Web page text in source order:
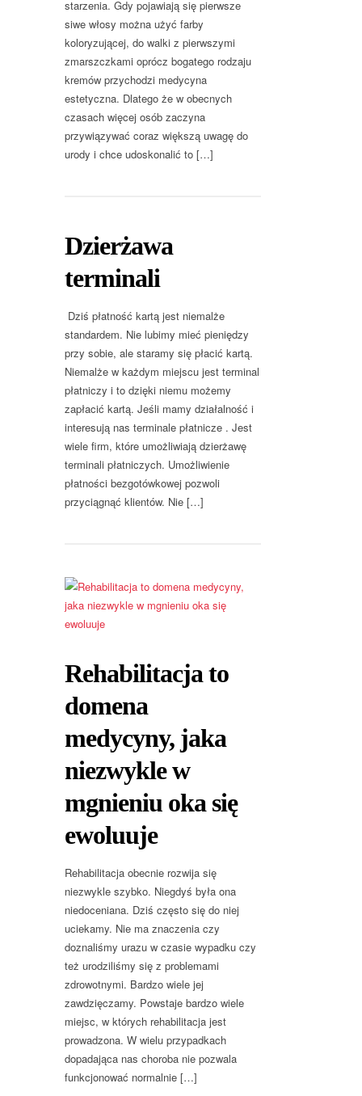
starzenia. Gdy pojawiają się pierwsze
siwe włosy można użyć farby
koloryzującej, do walki z pierwszymi
zmarszczkami oprócz bogatego rodzaju
kremów przychodzi medycyna
estetyczna. Dlatego że w obecnych
czasach więcej osób zaczyna
przywiązywać coraz większą uwagę do
urody i chce udoskonalić to […]
Dzierżawa
terminali
Dziś płatność kartą jest niemalże
standardem. Nie lubimy mieć pieniędzy
przy sobie, ale staramy się płacić kartą.
Niemalże w każdym miejscu jest terminal
płatniczy i to dzięki niemu możemy
zapłacić kartą. Jeśli mamy działalność i
interesują nas terminale płatnicze . Jest
wiele firm, które umożliwiają dzierżawę
terminali płatniczych. Umożliwienie
płatności bezgotówkowej pozwoli
przyciągnąć klientów. Nie […]
Rehabilitacja to
domena
medycyny, jaka
niezwykle w
mgnieniu oka się
ewoluuje
Rehabilitacja obecnie rozwija się
niezwykle szybko. Niegdyś była ona
niedoceniana. Dziś często się do niej
uciekamy. Nie ma znaczenia czy
doznaliśmy urazu w czasie wypadku czy
też urodziliśmy się z problemami
zdrowotnymi. Bardzo wiele jej
zawdzięczamy. Powstaje bardzo wiele
miejsc, w których rehabilitacja jest
prowadzona. W wielu przypadkach
dopadająca nas choroba nie pozwala
funkcjonować normalnie […]